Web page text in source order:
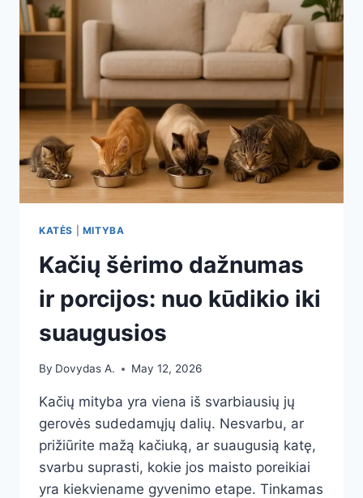
KATĖS MITYBA
Kačių šėrimo dažnumas
ir porcijos: nuo kūdikio iki
suaugusios
By Dovydas A. May 12, 2026
Kačių mityba yra viena iš svarbiausių jų
gerovės sudedamųjų dalių. Nesvarbu, ar
prižiūrite mažą kačiuką, ar suaugusią katę,
svarbu suprasti, kokie jos maisto poreikiai
yra kiekviename gyvenimo etape. Tinkamas